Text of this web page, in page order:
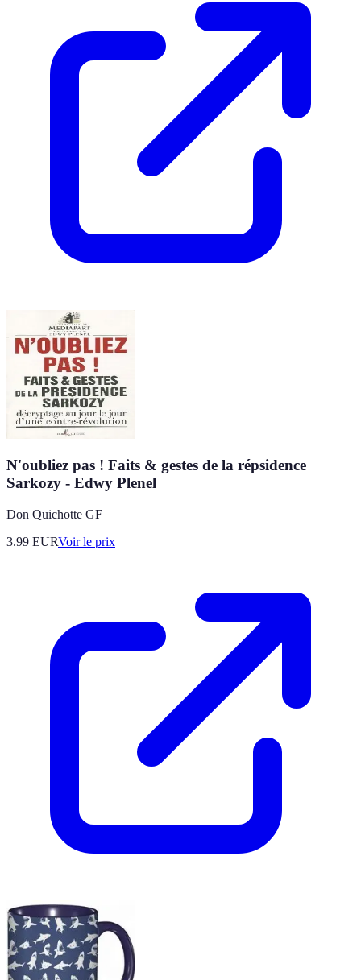
N'oubliez pas ! Faits & gestes de la répsidence
Sarkozy - Edwy Plenel
Don Quichotte GF
3.99 EURVoir le prix